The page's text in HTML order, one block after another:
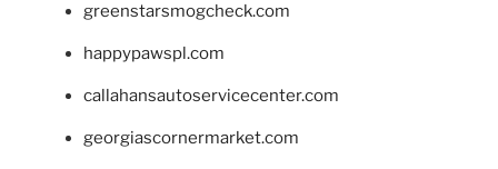
greenstarsmogcheck.com
happypawspl.com
callahansautoservicecenter.com
georgiascornermarket.com